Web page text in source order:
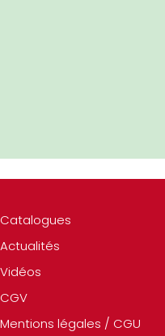
Catalogues
Actualités
Vidéos
CGV
Mentions légales / CGU